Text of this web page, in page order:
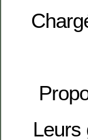
Leurs